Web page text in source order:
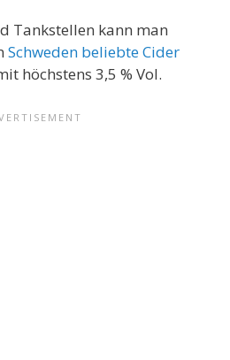
Tankstellen kann man
Schweden beliebte Cider
höchstens 3,5 % Vol.